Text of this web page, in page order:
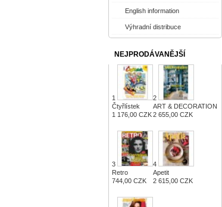
English information
Výhradní distribuce
NEJPRODÁVANĚJŠÍ
1
Čtyřlístek
1 176,00 CZK
2
ART & DECORATION
2 655,00 CZK
3
Retro
744,00 CZK
4
Apetit
2 615,00 CZK